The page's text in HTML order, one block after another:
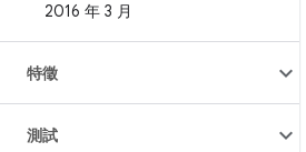
2016 年 3 月
特徵
測試